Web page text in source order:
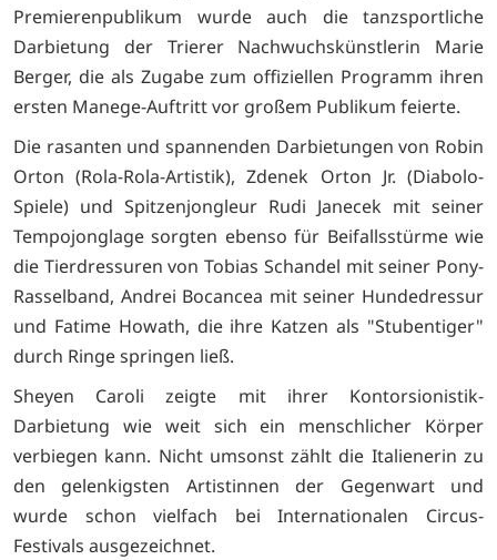
Premierenpublikum wurde auch die tanzsportliche
Darbietung der Trierer Nachwuchskünstlerin Marie
Berger, die als Zugabe zum offiziellen Programm ihren
ersten Manege-Auftritt vor großem Publikum feierte.
Die rasanten und spannenden Darbietungen von Robin
Orton (Rola-Rola-Artistik), Zdenek Orton Jr. (Diabolo-
Spiele) und Spitzenjongleur Rudi Janecek mit seiner
Tempojonglage sorgten ebenso für Beifallsstürme wie
die Tierdressuren von Tobias Schandel mit seiner Pony-
Rasselband, Andrei Bocancea mit seiner Hundedressur
und Fatime Howath, die ihre Katzen als "Stubentiger"
durch Ringe springen ließ.
Sheyen Caroli zeigte mit ihrer Kontorsionistik-
Darbietung wie weit sich ein menschlicher Körper
verbiegen kann. Nicht umsonst zählt die Italienerin zu
den gelenkigsten Artistinnen der Gegenwart und
wurde schon vielfach bei Internationalen Circus-
Festivals ausgezeichnet.